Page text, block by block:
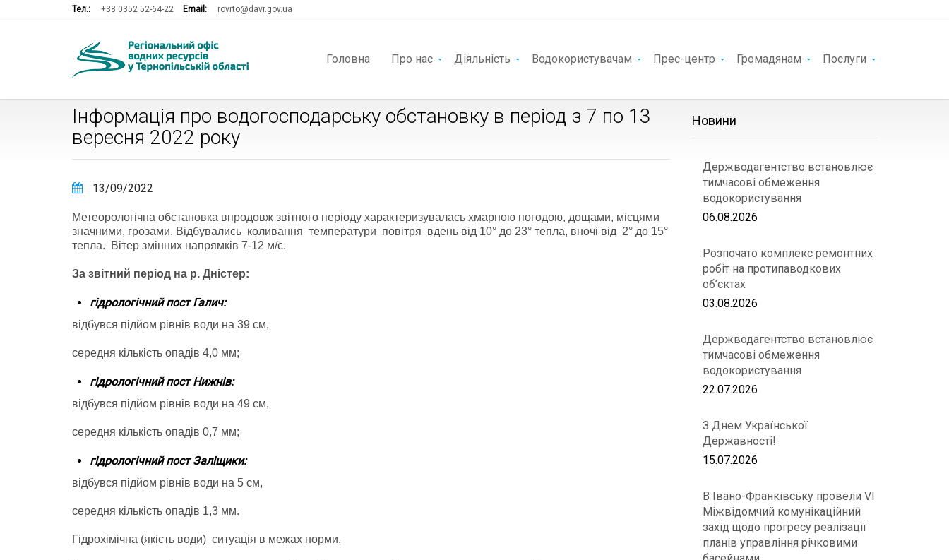
Тел.: +38 0352 52-64-22 Email: rovrto@davr.gov.ua
Головна Про нас Діяльність Водокористувачам Прес-центр Громадянам Послуги
Інформація про водогосподарську обстановку в період з 7 по 13
вересня 2022 року
13/09/2022
Метеорологічна обстановка впродовж звітного періоду характеризувалась хмарною погодою, дощами, місцями
значними, грозами. Відбувались коливання температури повітря вдень від 10° до 23° тепла, вночі від 2° до 15°
тепла. Вітер змінних напрямків 7-12 м/с.
За звітний період на р. Дністер:
гідрологічний пост Галич:
відбувся підйом рівнів води на 39 см,
середня кількість опадів 4,0 мм;
гідрологічний пост Нижнів:
відбувся підйом рівнів води на 49 см,
середня кількість опадів 0,7 мм;
гідрологічний пост Заліщики:
відбувся підйом рівнів води на 5 см,
середня кількість опадів 1,3 мм.
Гідрохімічна (якість води) ситуація в межах норми.
Новини
Держводагентство встановлює
тимчасові обмеження
водокористування
06.08.2026
Розпочато комплекс ремонтних
робіт на протипаводкових
об’єктах
03.08.2026
Держводагентство встановлює
тимчасові обмеження
водокористування
22.07.2026
З Днем Української
Державності!
15.07.2026
В Івано-Франківську провели VІ
Міжвідомчий комунікаційний
захід щодо прогресу реалізації
планів управління річковими